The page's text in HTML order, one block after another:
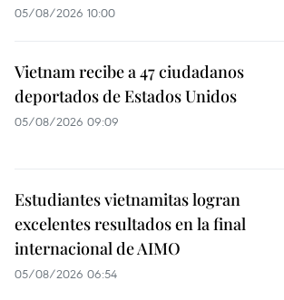
05/08/2026 10:00
Vietnam recibe a 47 ciudadanos
deportados de Estados Unidos
05/08/2026 09:09
Estudiantes vietnamitas logran
excelentes resultados en la final
internacional de AIMO
05/08/2026 06:54